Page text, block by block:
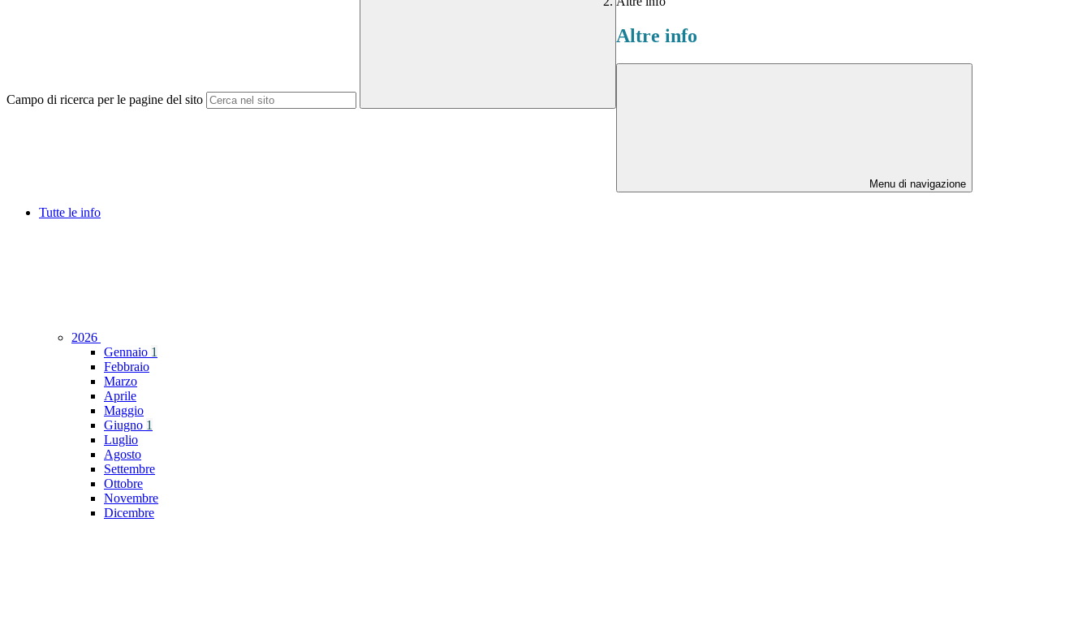
Campo di ricerca per le pagine del sito
Altre info
Menu di navigazione
Tutte le info
2026
Gennaio 1
Febbraio
Marzo
Aprile
Maggio
Giugno 1
Luglio
Agosto
Settembre
Ottobre
Novembre
Dicembre